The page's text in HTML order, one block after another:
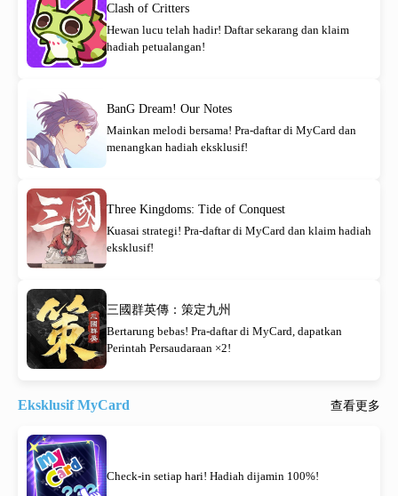
Clash of Critters
Hewan lucu telah hadir! Daftar sekarang dan klaim
hadiah petualangan!
BanG Dream! Our Notes
Mainkan melodi bersama! Pra-daftar di MyCard dan
menangkan hadiah eksklusif!
Three Kingdoms: Tide of Conquest
Kuasai strategi! Pra-daftar di MyCard dan klaim hadiah
eksklusif!
三國群英傳：策定九州
Bertarung bebas! Pra-daftar di MyCard, dapatkan
Perintah Persaudaraan ×2!
Eksklusif MyCard 查看更多
Check-in setiap hari! Hadiah dijamin 100%!